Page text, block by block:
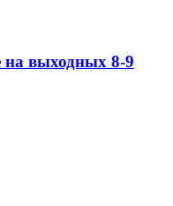
на выходных 8-9